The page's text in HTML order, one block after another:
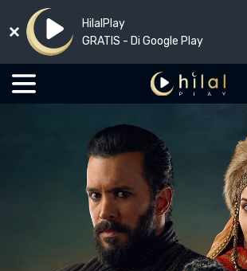
HilalPlay
GRATIS - Di Google Play